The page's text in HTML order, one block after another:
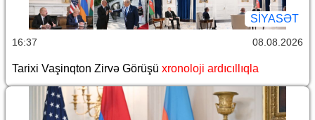
SİYASƏT
16:37 08.08.2026
Tarixi Vaşinqton Zirvə Görüşü xronoloji ardıcıllıqla